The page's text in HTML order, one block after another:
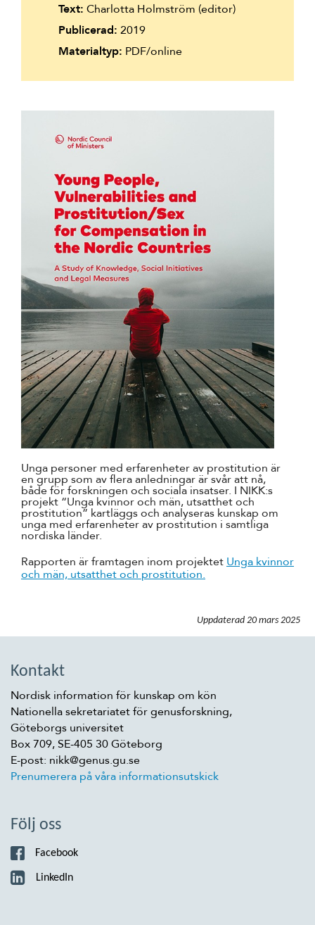
Unga personer med erfarenheter av prostitution är
en grupp som av flera anledningar är svår att nå,
både för forskningen och sociala insatser. I NIKK:s
projekt “Unga kvinnor och män, utsatthet och
prostitution” kartläggs och analyseras kunskap om
unga med erfarenheter av prostitution i samtliga
nordiska länder.
Rapporten är framtagen inom projektet Unga kvinnor
och män, utsatthet och prostitution.
Text: Charlotta Holmström (editor)
Publicerad: 2019
Materialtyp: PDF/online
Uppdaterad 20 mars 2025
Kontakt
Nordisk information för kunskap om kön
Nationella sekretariatet för genusforskning,
Göteborgs universitet
Box 709, SE-405 30 Göteborg
E-post: nikk@genus.gu.se
Prenumerera på våra informationsutskick
Följ oss
Facebook
LinkedIn